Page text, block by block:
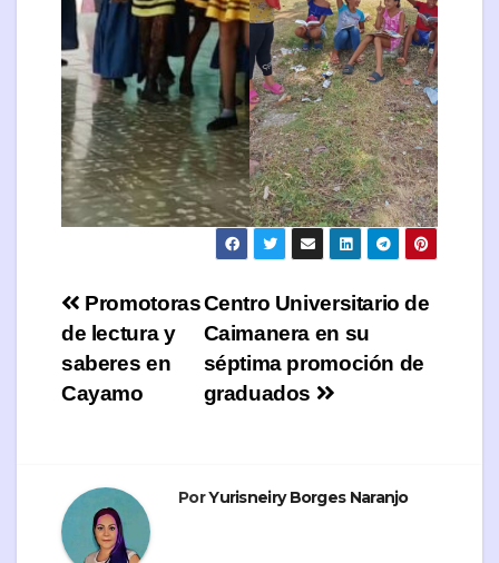
Navegación
de
entradas
Centro Universitario de
Caimanera en su
séptima promoción de
graduados
Promotoras
de lectura y
saberes en
Cayamo
PorYurisneiry Borges Naranjo